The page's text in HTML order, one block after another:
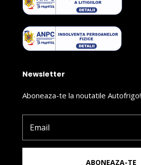
Newsletter
Aboneaza-te la noutatile Autofrigo!
ABONEAZA-TE